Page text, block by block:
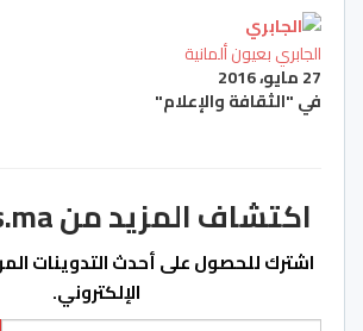
الجابري بعيون ألمانية
27 مايو، 2016
في "الثقافة والإعلام"
اكتشاف المزيد من azulpress.ma
اشترك للحصول على أحدث التدوينات
الإلكتروني.
كتابة بريدك الإلكتروني...